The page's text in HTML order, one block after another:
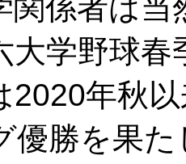
関係者は
大学野球
2020年秋
優勝を果